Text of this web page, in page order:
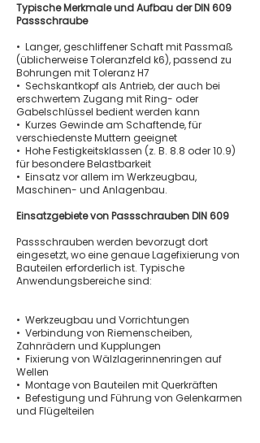
Typische Merkmale und Aufbau der DIN 609
Passschraube
• Langer, geschliffener Schaft mit Passmaß
(üblicherweise Toleranzfeld k6), passend zu
Bohrungen mit Toleranz H7
• Sechskantkopf als Antrieb, der auch bei
erschwertem Zugang mit Ring- oder
Gabelschlüssel bedient werden kann
• Kurzes Gewinde am Schaftende, für
verschiedenste Muttern geeignet
• Hohe Festigkeitsklassen (z. B. 8.8 oder 10.9)
für besondere Belastbarkeit
• Einsatz vor allem im Werkzeugbau,
Maschinen- und Anlagenbau.
Einsatzgebiete von Passschrauben DIN 609
Passschrauben werden bevorzugt dort
eingesetzt, wo eine genaue Lagefixierung von
Bauteilen erforderlich ist. Typische
Anwendungsbereiche sind:
• Werkzeugbau und Vorrichtungen
• Verbindung von Riemenscheiben,
Zahnrädern und Kupplungen
• Fixierung von Wälzlagerinnenringen auf
Wellen
• Montage von Bauteilen mit Querkräften
• Befestigung und Führung von Gelenkarmen
und Flügelteilen